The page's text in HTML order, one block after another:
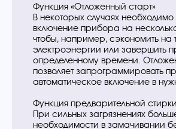
Функция «Отложенный старт»
В некоторых случаях необходимо
включение прибора на
чтобы, например, сэкономить на
электроэнергии или завершить
определенному времени.
позволяет запрограммировать
автоматическое включение в
Функция предварительной стирки
При сильных загрязнениях
необходимости в замачивании